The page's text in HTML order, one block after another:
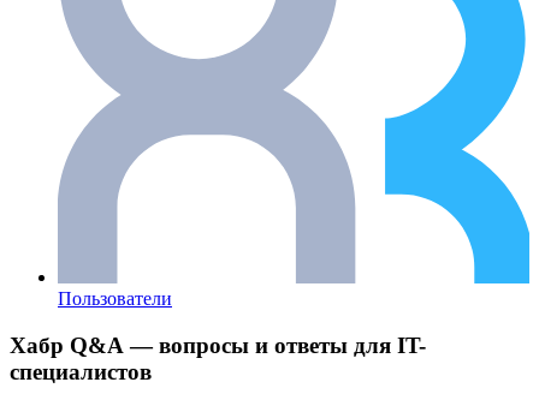
Пользователи
Хабр Q&A — вопросы и ответы для IT-
специалистов